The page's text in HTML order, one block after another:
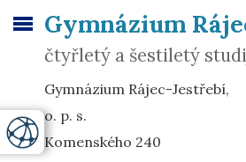
Gymnázium
čtyřletý a šestiletý
Gymnázium Rájec-Jestřebí,
o. p. s.
Komenského 240